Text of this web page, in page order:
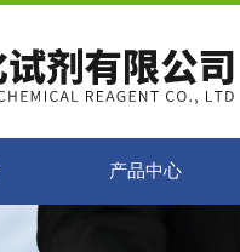
产品中心